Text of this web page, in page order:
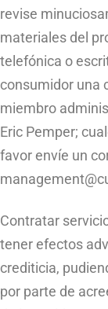
revise
materiales del
telefónica o
consumidor una
miembro
Eric Pemper;
favor envíe un
Contratar
tener efectos
crediticia,
por parte de